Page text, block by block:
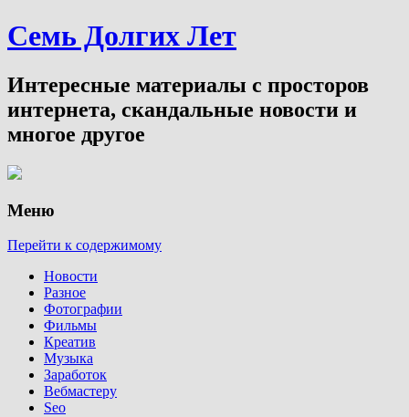
Семь Долгих Лет
Интересные материалы с просторов
интернета, скандальные новости и
многое другое
Меню
Перейти к содержимому
Новости
Разное
Фотографии
Фильмы
Креатив
Музыка
Заработок
Вебмастеру
Seo